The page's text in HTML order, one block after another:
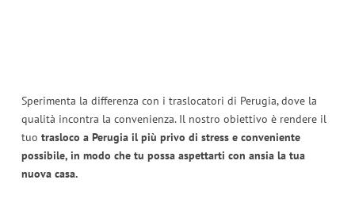
Sperimenta la differenza con i traslocatori di Perugia, dove la
qualità incontra la convenienza. Il nostro obiettivo è rendere il
tuo trasloco a Perugia il più privo di stress e conveniente
possibile, in modo che tu possa aspettarti con ansia la tua
nuova casa.